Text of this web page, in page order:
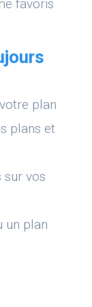
favoris
plan
plans et
sur vos
un plan